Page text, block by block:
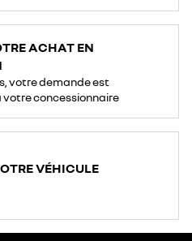
ACHAT EN
votre demande est
concessionnaire
VÉHICULE